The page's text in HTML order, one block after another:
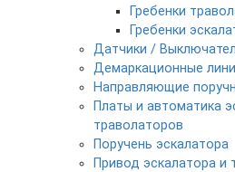
Гребенки
Гребенки
Датчики /
Демаркационные
Направляющие
Платы и автоматика
траволаторов
Поручень эскалатора
Привод эскалатора и